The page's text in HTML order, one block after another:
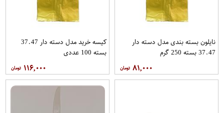
نایلون بسته بندی مدل دسته دار
37.47 بسته 250 گرم
۸۱,۰۰۰
کیسه خرید مدل دسته دار 37.47
بسته 100 عددی
۱۱۶,۰۰۰